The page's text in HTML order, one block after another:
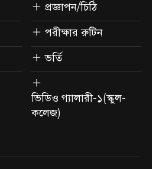
প্রজ্ঞাপন/চিঠি
পরীক্ষার রুটিন
ভর্তি
ভিডিও গ্যালারী-১(স্কুল-
কলেজ)